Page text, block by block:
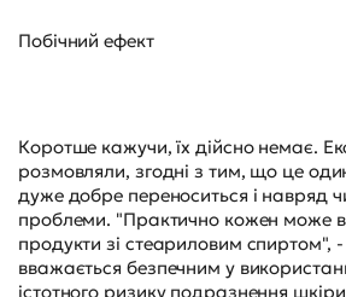
Побічний ефект
Коротше кажучи, їх дійсно немає.
розмовляли, згодні з тим, що це
дуже добре переноситься і навряд
проблеми. "Практично кожен може
продукти зі стеариловим спиртом", -
вважається безпечним у
істотного ризику подразнення